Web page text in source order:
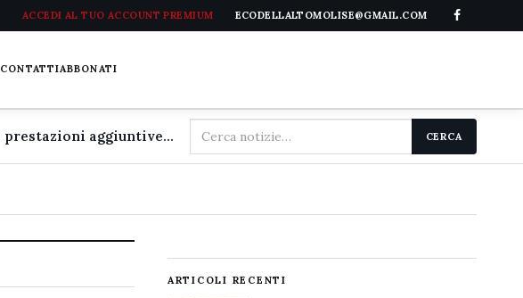
ACCEDI AL TUO ACCOUNT PREMIUM ECODELLALTOMOLISE@GMAIL.COM
CONTATTIABBONATI
Chirurgia al "Caracciolo", Greco: «Servirà solo a pagare prestazioni aggiuntive a medici con turni da 800 euro al giorno»
Cerca
nel
CERCA
ARTICOLI RECENTI